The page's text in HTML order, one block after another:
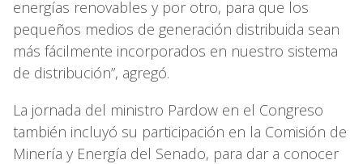
energías renovables y por otro, para que los
pequeños medios de generación distribuida sean
más fácilmente incorporados en nuestro sistema
de distribución”, agregó.
La jornada del ministro Pardow en el Congreso
también incluyó su participación en la Comisión de
Minería y Energía del Senado, para dar a conocer